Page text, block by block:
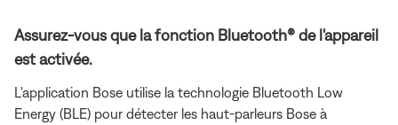
Assurez-vous que la fonction Bluetooth® de l'appareil
est activée.
L'application Bose utilise la technologie Bluetooth Low
Energy (BLE) pour détecter les haut-parleurs Bose à